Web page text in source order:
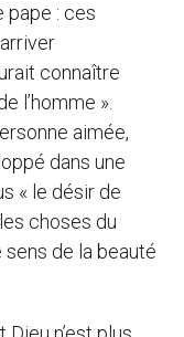
pape : ces
connaître
l’homme ».
aimée,
dans une
« le désir de
choses du
de la beauté